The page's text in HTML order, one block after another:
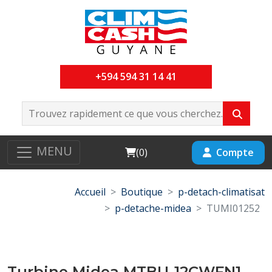
+594 594 31 14 41
MENU Cart
(0) Compte
Accueil Boutique
p-detach-climatisat
p-detache-midea
TUMI01252